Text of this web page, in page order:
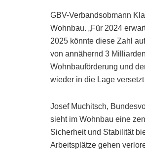
GBV-Verbandsobmann
Wohnbau. „Für 2024
2025 könnte diese Zahl
von annähernd 3
Wohnbauförderung und
wieder in die Lage
Josef Muchitsch,
sieht im Wohnbau eine
Sicherheit und Stabilität
Arbeitsplätze gehen